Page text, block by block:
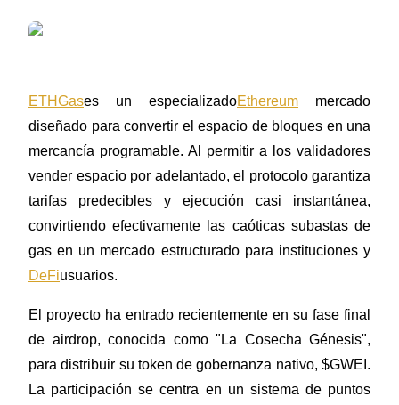
Futuros COIN-M
Futuros de criptomonedas
TradFi
Derivados de acciones, divisas, metales preciosos y materias
ETHGases un especializadoEthereum
mercado
diseñado para convertir el espacio de bloques en una
mercancía programable. Al permitir a los validadores
vender espacio por adelantado, el protocolo garantiza
tarifas predecibles y ejecución casi instantánea,
convirtiendo efectivamente las caóticas subastas de
DeFiusuarios.
El proyecto ha entrado recientemente en su fase final
de airdrop, conocida como "La Cosecha Génesis",
para distribuir su token de gobernanza nativo, $GWEI.
La participación se centra en un sistema de puntos